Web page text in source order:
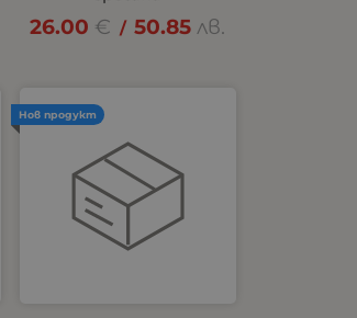
26.00 € / 50.85 лв.
Нов продукт